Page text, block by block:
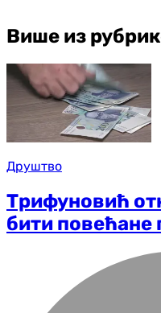
Више из
Друштво
Трифуновић
бити повећане